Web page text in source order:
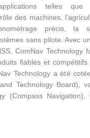
telles que
des machines,
précis, la
sans pilote. Avec
ComNav Technology
fiables et
Technology a été
Technology Board),
(Compass